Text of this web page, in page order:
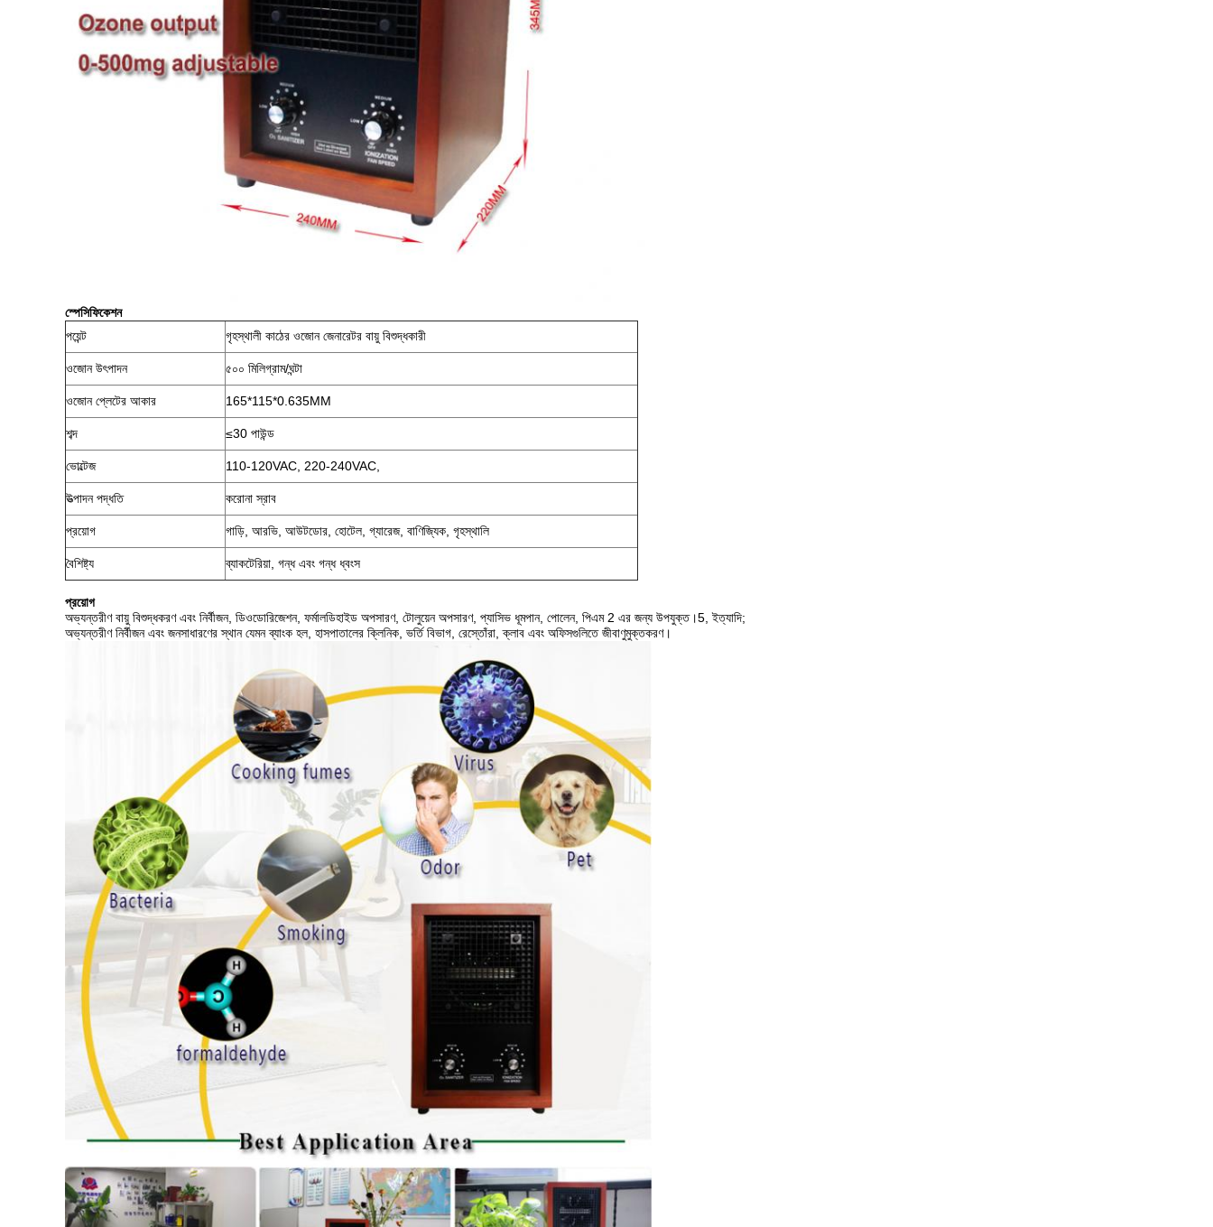
স্পেসিফিকেশন
পয়েন্ট
গৃহস্থালী কাঠের ওজোন জেনারেটর বায়ু বিশুদ্ধকারী
ওজোন উৎপাদন ৫০০ মিলিগ্রাম/ঘন্টা
ওজোন প্লেটের আকার 165*115*0.635MM
শব্দ ≤30 পাউন্ড
ভোল্টেজ 110-120VAC, 220-240VAC,
উত্পাদন পদ্ধতি করোনা স্রাব
প্রয়োগ গাড়ি, আরভি, আউটডোর, হোটেল, গ্যারেজ, বাণিজ্যিক, গৃহস্থালি
বৈশিষ্ট্য ব্যাকটেরিয়া, গন্ধ এবং গন্ধ ধ্বংস
প্রয়োগ
অভ্যন্তরীণ বায়ু বিশুদ্ধকরণ এবং নির্বীজন, ডিওডোরিজেশন, ফর্মালডিহাইড অপসারণ, টোলুয়েন অপসারণ, প্যাসিভ ধূমপান, পোলেন, পিএম 2 এর জন্য উপযুক্ত।5, ইত্যাদি;
অভ্যন্তরীণ নির্বীজন এবং জনসাধারণের স্থান যেমন ব্যাংক হল, হাসপাতালের ক্লিনিক, ভর্তি বিভাগ, রেস্তোঁরা, ক্লাব এবং অফিসগুলিতে জীবাণুমুক্তকরণ।